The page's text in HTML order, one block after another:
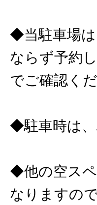
◆当駐車場
ならず予約
でご確認くだ
◆駐車時は
◆他の空ス
なりますの